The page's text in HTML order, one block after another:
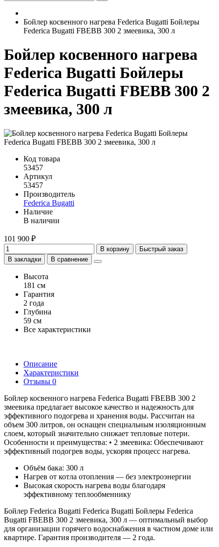
Бойлер косвенного нагрева Federica Bugatti Бойлеры
Federica Bugatti FBEBB 300 2 змеевика, 300 л
Бойлер косвенного нагрева
Federica Bugatti Бойлеры
Federica Bugatti FBEBB 300 2
змеевика, 300 л
Код товара
53457
Артикул
53457
Производитель
Federica Bugatti
Наличие
В наличии
101 900 ₽
В корзину
Быстрый заказ
В закладки
В сравнение
Высота
181 см
Гарантия
2 года
Глубина
59 см
Все характеристики
Описание
Характеристики
Отзывы 0
Бойлер косвенного нагрева Federica Bugatti FBEBB 300 2
змеевика предлагает высокое качество и надежность для
эффективного подогрева и хранения воды. Рассчитан на
объем 300 литров, он оснащен специальным изоляционным
слоем, который значительно снижает тепловые потери.
Особенности и преимущества: • 2 змеевика: Обеспечивают
эффективный подогрев воды, ускоряя процесс нагрева.
Объём бака: 300 л
Нагрев от котла отопления — без электроэнергии
Высокая скорость нагрева воды благодаря
эффективному теплообменнику
Бойлер Federica Bugatti Federica Bugatti Бойлеры Federica
Bugatti FBEBB 300 2 змеевика, 300 л — оптимальный выбор
для организации горячего водоснабжения в частном доме или
квартире. Гарантия производителя — 2 года.